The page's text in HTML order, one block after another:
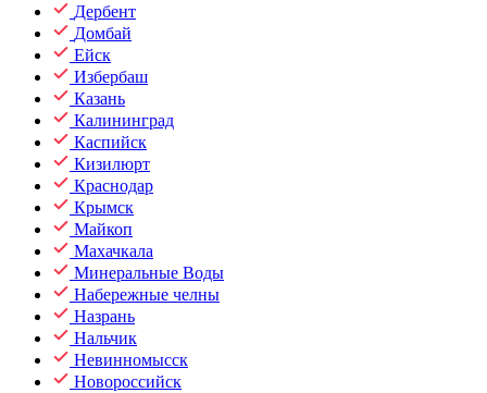
Дербент
Домбай
Ейск
Избербаш
Казань
Калининград
Каспийск
Кизилюрт
Краснодар
Крымск
Майкоп
Махачкала
Минеральные Воды
Набережные челны
Назрань
Нальчик
Невинномысск
Новороссийск